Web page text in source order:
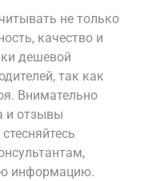
не только
качество и
дешевой
так как
Внимательно
и отзывы
информацию.